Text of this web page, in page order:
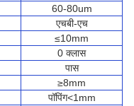
60-80um
एचबी-एच
≤10mm
0 क्लास
पास
≥8mm
पॉपिंग<1mm